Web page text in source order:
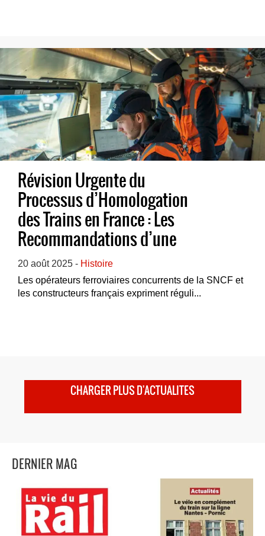
Révision Urgente du
Processus d’Homologation
des Trains en France : Les
Recommandations d’une
Mission Parlementaire
20 août 2025 - Histoire
Les opérateurs ferroviaires concurrents de la SNCF et
les constructeurs français expriment réguli...
CHARGER PLUS D'ACTUALITES
DERNIER MAG